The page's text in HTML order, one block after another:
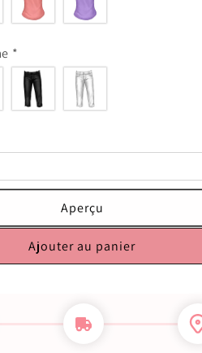
*
Aperçu
Ajouter au panier